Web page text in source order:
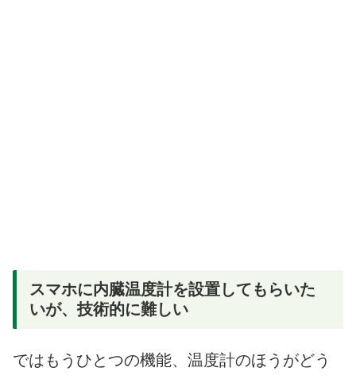
スマホに内臓温度計を設置してもらいた
いが、技術的に難しい
ではもうひとつの機能、温度計のほうがどう